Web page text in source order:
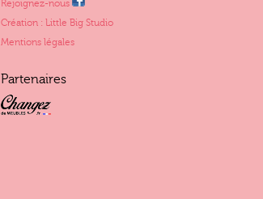
Rejoignez-nous
Création : Little Big Studio
Mentions légales
Partenaires